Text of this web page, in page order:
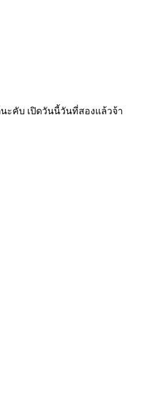
ะคับ เปิดวันนี้วันที่สองแล้วจ้า